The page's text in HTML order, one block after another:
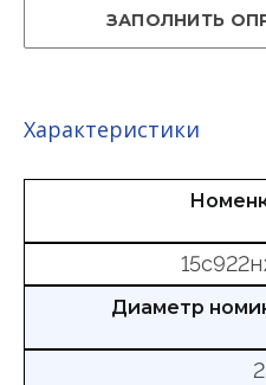
ЗАПОЛНИТЬ
Характеристики
Диаметр